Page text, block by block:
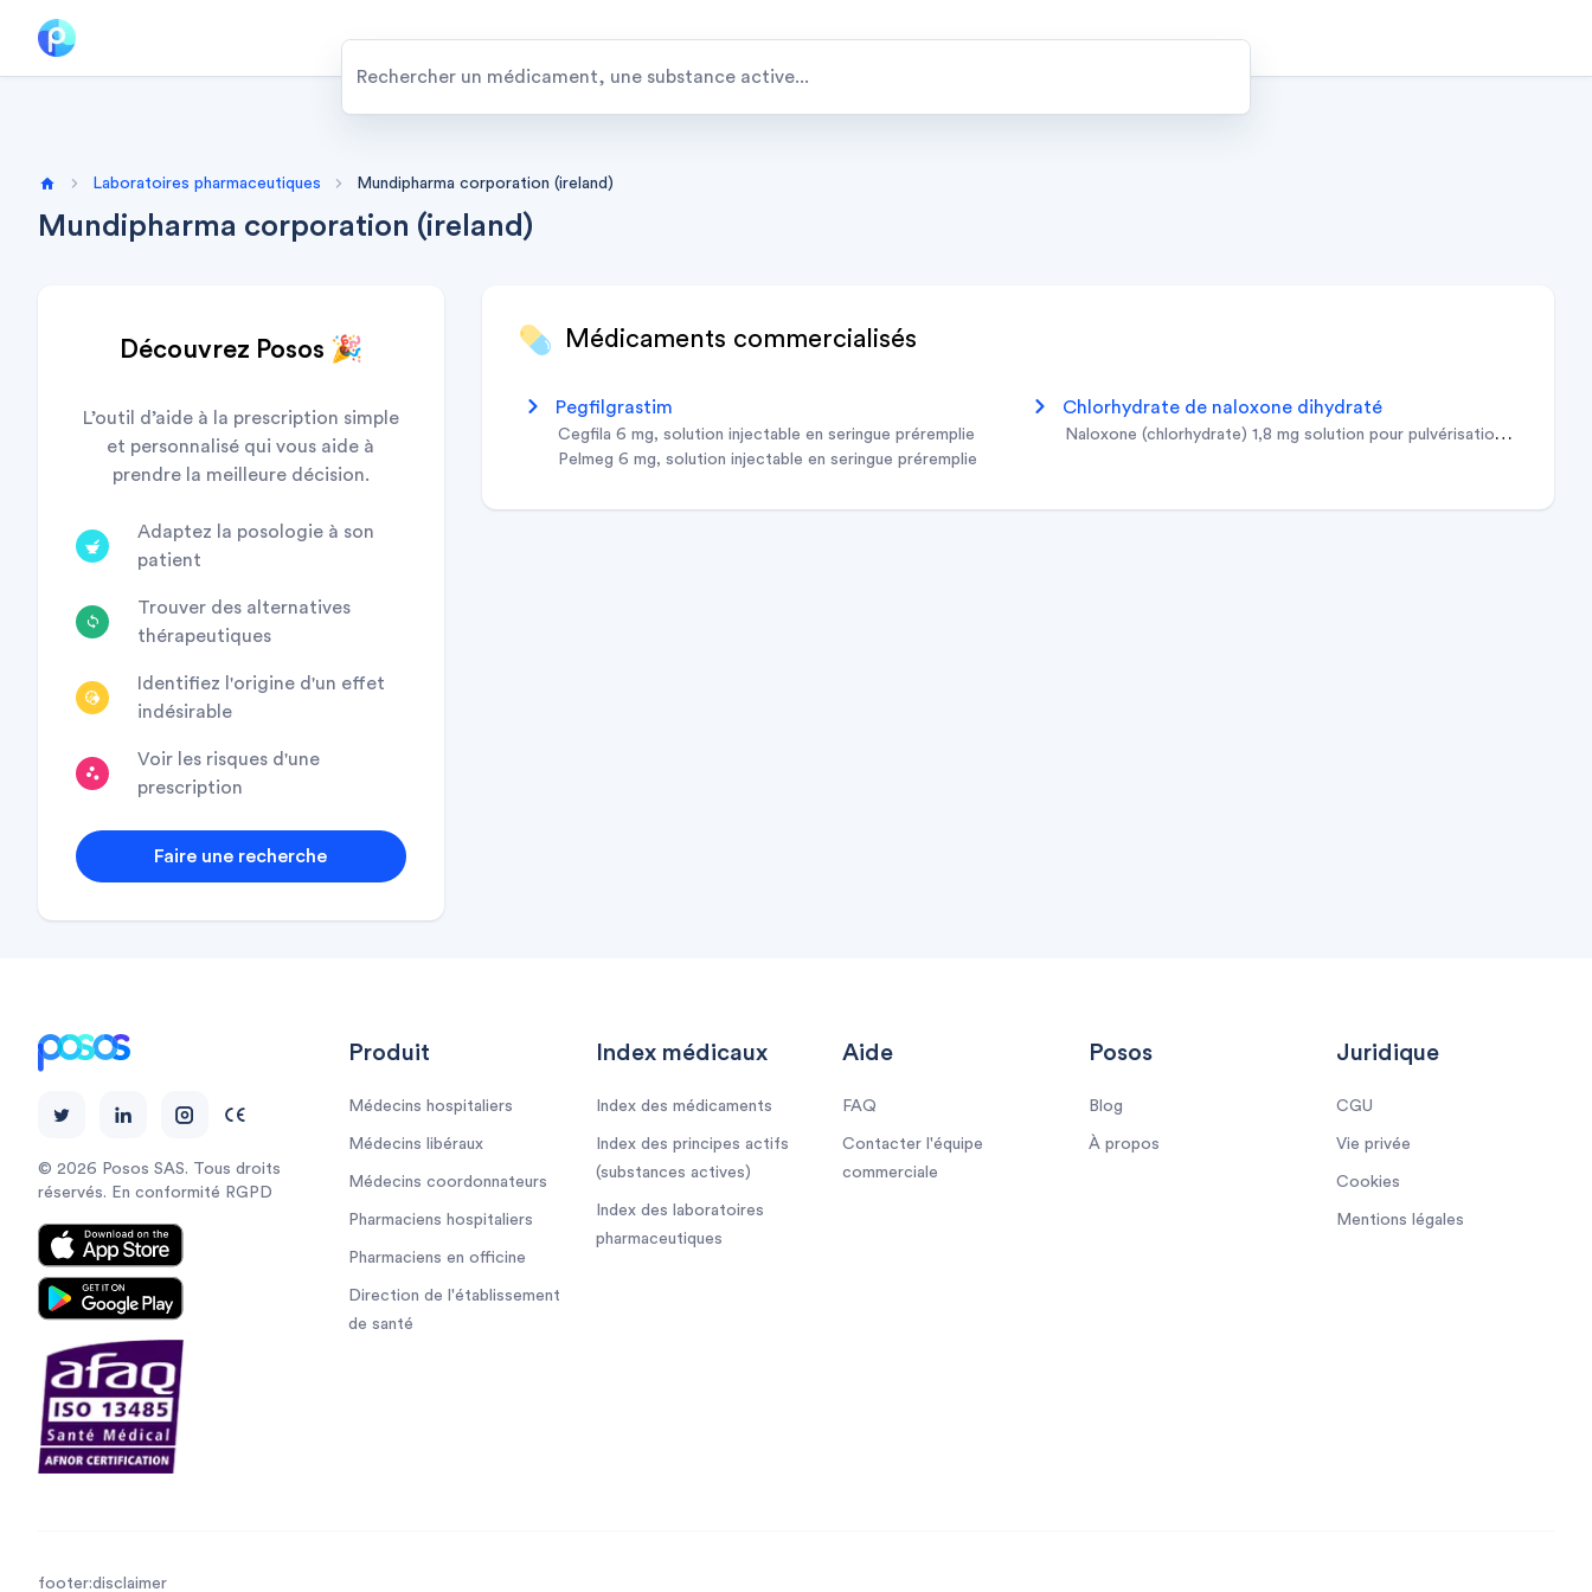
Home
Laboratoires pharmaceutiques Mundipharma corporation (ireland)
Mundipharma corporation (ireland)
Découvrez Posos 🎉
L’outil d’aide à la prescription simple
et personnalisé qui vous aide à
prendre la meilleure décision.
Adaptez la posologie à son
patient
Trouver des alternatives
thérapeutiques
Identifiez l'origine d'un effet
indésirable
Voir les risques d'une
prescription
Faire une recherche
Médicaments commercialisés
pegfilgrastim
cegfila 6 mg, solution injectable en seringue préremplie
pelmeg 6 mg, solution injectable en seringue préremplie
chlorhydrate de naloxone dihydraté
naloxone (chlorhydrate) 1,8 mg solution pour pulvérisation nasale en
© 2026 Posos SAS. Tous droits
réservés. En conformité RGPD
Produit
Médecins hospitaliers
Médecins libéraux
Médecins coordonnateurs
Pharmaciens hospitaliers
Pharmaciens en officine
Direction de l'établissement
de santé
Index médicaux
Index des médicaments
Index des principes actifs
(substances actives)
Index des laboratoires
pharmaceutiques
Aide
FAQ
Contacter l'équipe
commerciale
Posos
Blog
À propos
Juridique
CGU
Vie privée
Cookies
Mentions légales
footer:disclaimer